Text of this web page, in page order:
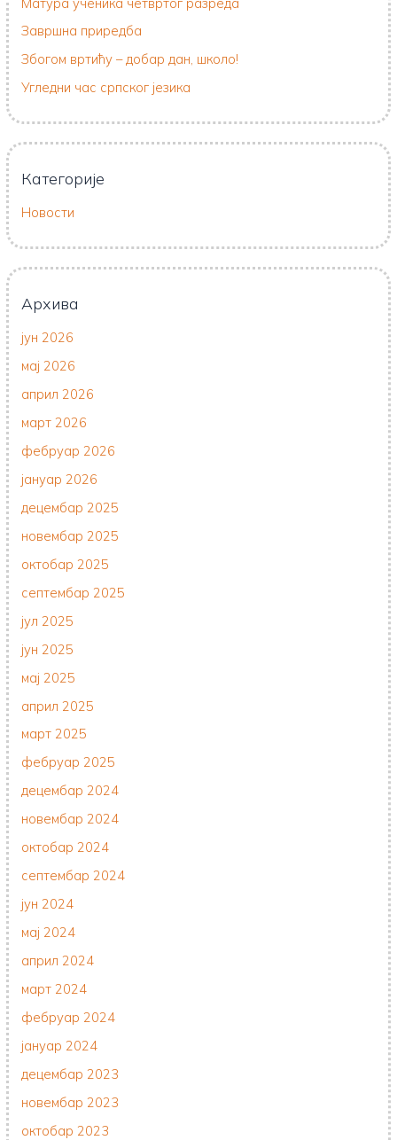
Завршна приредба
Збогом вртићу – добар дан, школо!
Угледни час српског језика
Категорије
Новости
Архива
јун 2026
мај 2026
април 2026
март 2026
фебруар 2026
јануар 2026
децембар 2025
новембар 2025
октобар 2025
септембар 2025
јул 2025
јун 2025
мај 2025
април 2025
март 2025
фебруар 2025
децембар 2024
новембар 2024
октобар 2024
септембар 2024
јун 2024
мај 2024
април 2024
март 2024
фебруар 2024
јануар 2024
децембар 2023
новембар 2023
октобар 2023